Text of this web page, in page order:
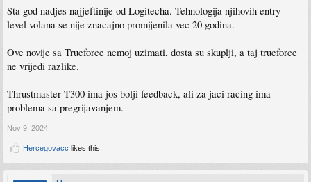
Sta god nadjes najjeftinije od Logitecha. Tehnologija njihovih entry
level volana se nije znacajno promijenila vec 20 godina.
Ove novije sa Trueforce nemoj uzimati, dosta su skuplji, a taj trueforce
ne vrijedi razlike.
Thrustmaster T300 ima jos bolji feedback, ali za jaci racing ima
problema sa pregrijavanjem.
Nov 9, 2024
Hercegovacc likes this.